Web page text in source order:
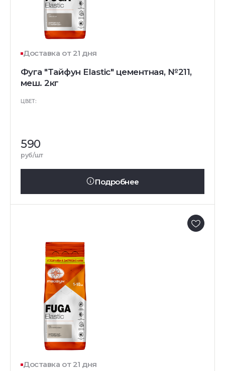
Доставка от 21 дня
Фуга "Тайфун Elastic" цементная, №211,
меш. 2кг
ЦВЕТ:
590
руб/шт
Подробнее
Доставка от 21 дня